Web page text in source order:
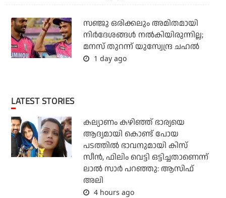
സഞ്ജു ഒരിക്കലും അമിതമായി
നിര്‍ദേശങ്ങള്‍ നല്‍കിയിരുന്നില്ല;
മനസ് തുറന്ന് യുസ്വേന്ദ്ര ചഹല്‍
1 day ago
LATEST STORIES
കല്യാണം കഴിഞ്ഞ് ഭാര്യയെ
ആദ്യമായി കൊണ്ട് പോയ
പടത്തില്‍ ഭാവനുമായി കിസ്
സീന്‍, ഫിലിം വെട്ടി ഒട്ടിച്ചതാണെന്ന്
ലാല്‍ സാര്‍ പറഞ്ഞു: ആസിഫ്
അലി
4 hours ago